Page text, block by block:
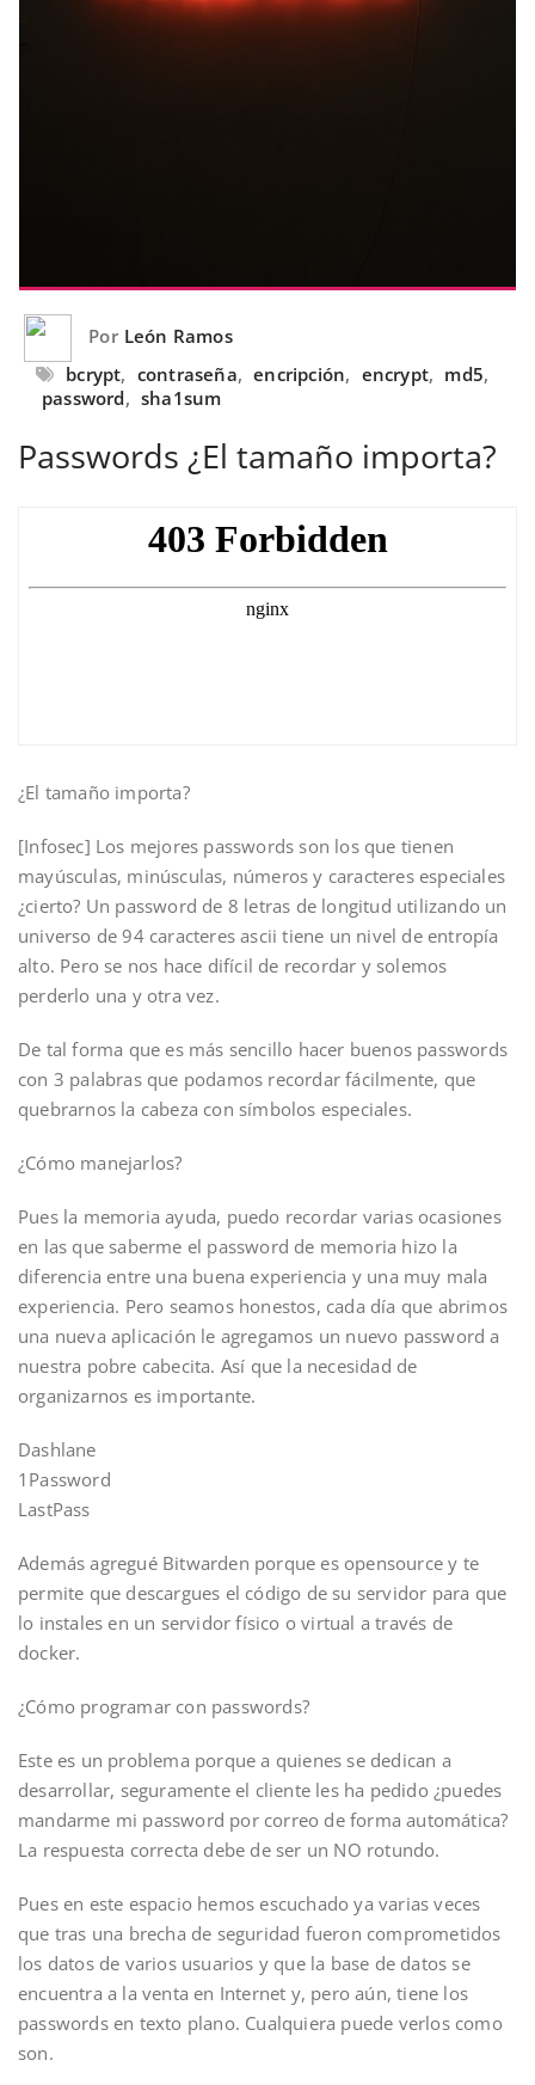
Por León Ramos
bcrypt, contraseña, encripción, encrypt, md5,
password, sha1sum
Passwords ¿El tamaño importa?
¿El tamaño importa?
[Infosec] Los mejores passwords son los que tienen
mayúsculas, minúsculas, números y caracteres especiales
¿cierto? Un password de 8 letras de longitud utilizando un
universo de 94 caracteres ascii tiene un nivel de entropía
alto. Pero se nos hace difícil de recordar y solemos
perderlo una y otra vez.
De tal forma que es más sencillo hacer buenos passwords
con 3 palabras que podamos recordar fácilmente, que
quebrarnos la cabeza con símbolos especiales.
¿Cómo manejarlos?
Pues la memoria ayuda, puedo recordar varias ocasiones
en las que saberme el password de memoria hizo la
diferencia entre una buena experiencia y una muy mala
experiencia. Pero seamos honestos, cada día que abrimos
una nueva aplicación le agregamos un nuevo password a
nuestra pobre cabecita. Así que la necesidad de
organizarnos es importante.
Dashlane
1Password
LastPass
Además agregué Bitwarden porque es opensource y te
permite que descargues el código de su servidor para que
lo instales en un servidor físico o virtual a través de
docker.
¿Cómo programar con passwords?
Este es un problema porque a quienes se dedican a
desarrollar, seguramente el cliente les ha pedido ¿puedes
mandarme mi password por correo de forma automática?
La respuesta correcta debe de ser un NO rotundo.
Pues en este espacio hemos escuchado ya varias veces
que tras una brecha de seguridad fueron comprometidos
los datos de varios usuarios y que la base de datos se
encuentra a la venta en Internet y, pero aún, tiene los
passwords en texto plano. Cualquiera puede verlos como
son.